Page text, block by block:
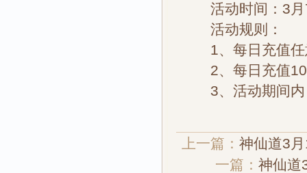
活动时间：3月
活动规则：
1、每日充值任
2、每日充值100
3、活动期间内
上一篇： 神仙道3
一篇： 神仙道